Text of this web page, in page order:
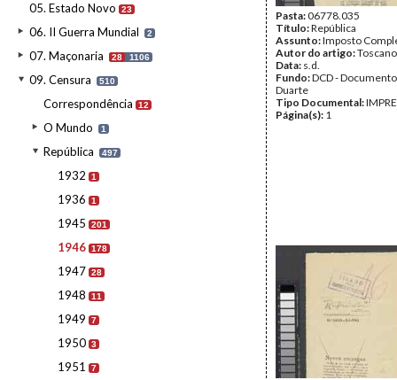
05. Estado Novo 23
06. II Guerra Mundial 2
07. Maçonaria 28 1106
09. Censura 510
Correspondência 12
O Mundo 1
República 497
1932 1
1936 1
1945 201
1946 178
1947 28
1948 11
1949 7
1950 3
1951 7
Pasta:06778.035
Título:República
Assunto:Imposto
Autor do artigo:
Data: s.d.
Fundo:DCD -
Duarte
Tipo Documental:
Página(s): 1